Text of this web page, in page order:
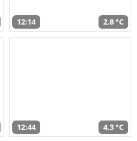
12:14 2,8 °C
12:44 4,3 °C